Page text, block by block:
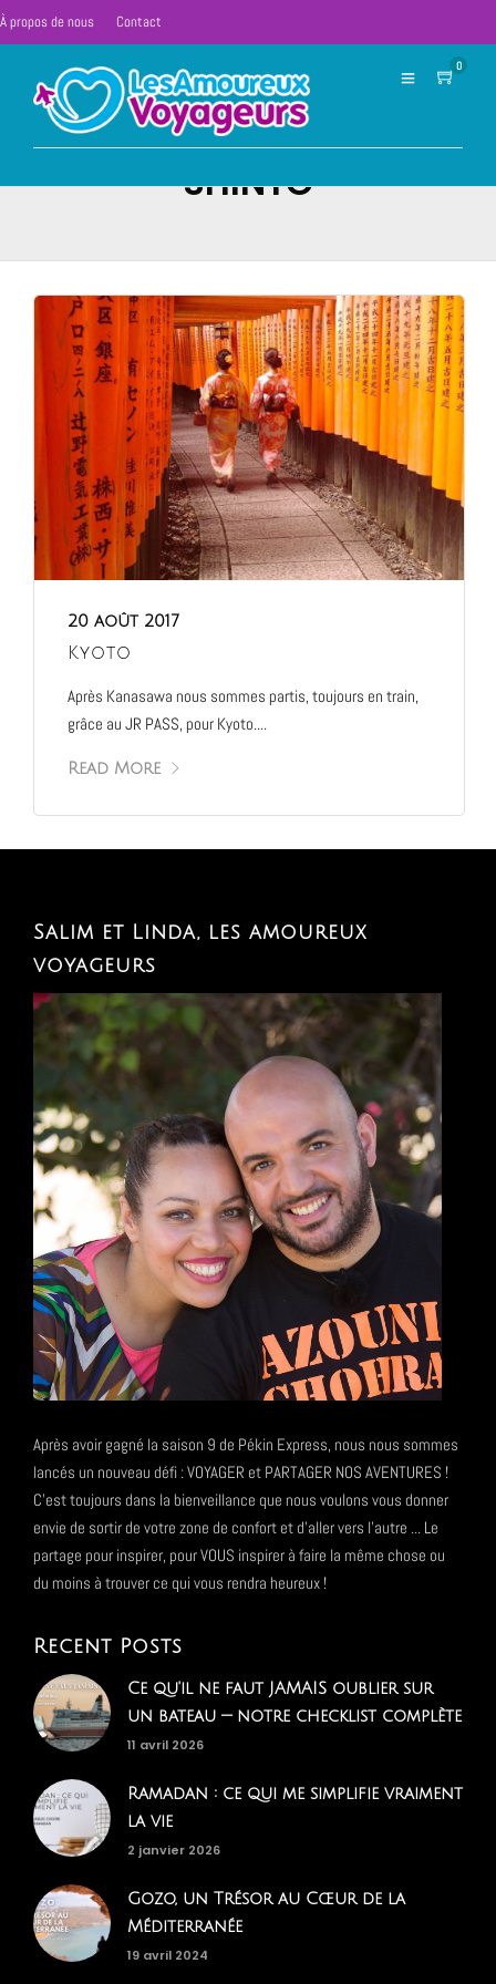
À propos de nous Contact
0
SHINTO
20 août 2017
Kyoto
Après Kanasawa nous sommes partis, toujours en train,
grâce au JR PASS, pour Kyoto....
Read More
Salim et Linda, les amoureux
voyageurs
Après avoir gagné la saison 9 de Pékin Express, nous nous sommes
lancés un nouveau défi : VOYAGER et PARTAGER NOS AVENTURES !
C'est toujours dans la bienveillance que nous voulons vous donner
envie de sortir de votre zone de confort et d'aller vers l'autre ... Le
partage pour inspirer, pour VOUS inspirer à faire la même chose ou
du moins à trouver ce qui vous rendra heureux !
Recent Posts
Ce qu'il ne faut JAMAIS oublier sur
un bateau — notre checklist complète
11 avril 2026
Ramadan : ce qui me simplifie vraiment
la vie
2 janvier 2026
Gozo, un Trésor au Cœur de la
Méditerranée
19 avril 2024